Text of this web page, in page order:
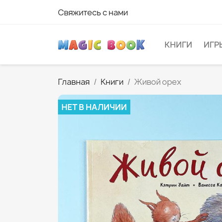
Свяжитесь с нами
КНИГИ
Главная Книги Живой орех
НЕТ В НАЛИЧИИ